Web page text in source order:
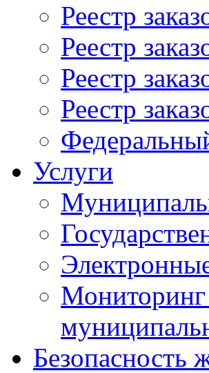
Реестр
Реестр
Реестр
Реестр
Услуги
Мониторинг
Безопасность